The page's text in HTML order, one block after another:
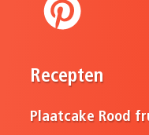
Recepten
Plaatcake Rood